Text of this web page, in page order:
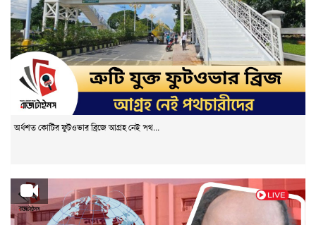
অর্ধশত কোটির ফুটওভার ব্রিজে আগ্রহ নেই পথ...